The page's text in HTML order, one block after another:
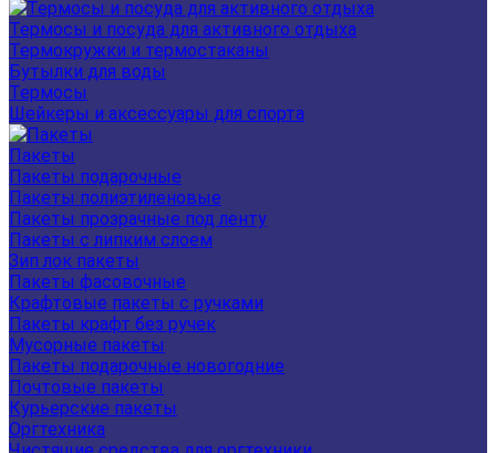
Термосы и посуда для активного отдыха
Термокружки и термостаканы
Бутылки для воды
Термосы
Шейкеры и аксессуары для спорта
Пакеты
Пакеты подарочные
Пакеты полиэтиленовые
Пакеты прозрачные под ленту
Пакеты с липким слоем
Зип лок пакеты
Пакеты фасовочные
Крафтовые пакеты с ручками
Пакеты крафт без ручек
Мусорные пакеты
Пакеты подарочные новогодние
Почтовые пакеты
Курьерские пакеты
Оргтехника